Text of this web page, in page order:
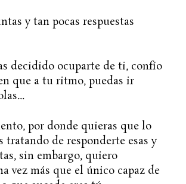
y tan pocas respuestas
decidido ocuparte de ti, confío
que a tu ritmo, puedas ir
por donde quieras que lo
tratando de responderte esas y
sin embargo, quiero
vez más que el único capaz de